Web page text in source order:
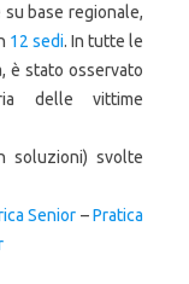
base regionale,
12 sedi. In tutte le
è stato osservato
delle vittime
soluzioni) svolte
Senior –Pratica